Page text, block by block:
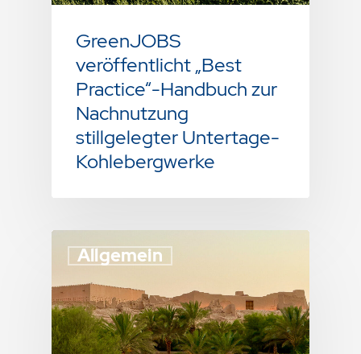
GreenJOBS
veröffentlicht „Best
Practice“-Handbuch zur
Nachnutzung
stillgelegter Untertage-
Kohlebergwerke
Allgemein